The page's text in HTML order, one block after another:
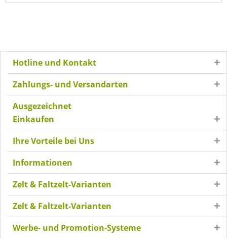
Hotline und Kontakt
Zahlungs- und Versandarten
Ausgezeichnet
Einkaufen
Ihre Vorteile bei Uns
Informationen
Zelt & Faltzelt-Varianten
Zelt & Faltzelt-Varianten
Werbe- und Promotion-Systeme